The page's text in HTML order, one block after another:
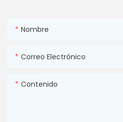
Nombre
Correo Electrónico
Contenido